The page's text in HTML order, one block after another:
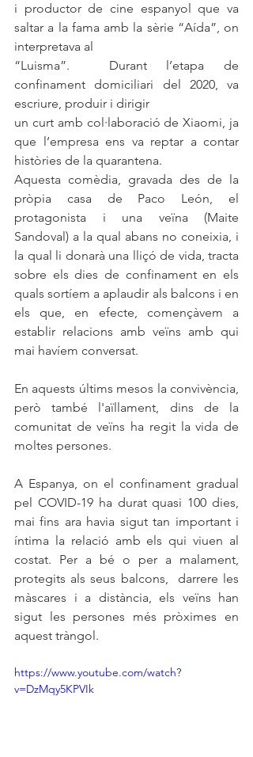
i productor de cine espanyol que va
saltar a la fama amb la sèrie “Aída”, on
interpretava al
“Luisma”.  Durant l’etapa de
confinament domiciliari del 2020, va
escriure, produir i dirigir
un curt amb col·laboració de Xiaomi, ja
que l’empresa ens va reptar a contar
històries de la quarantena.
Aquesta comèdia, gravada des de la
pròpia casa de Paco León, el
protagonista i una veïna (Maite
Sandoval) a la qual abans no coneixia, i
la qual li donarà una lliçó de vida, tracta
sobre els dies de confinament en els
quals sortíem a aplaudir als balcons i en
els que, en efecte, començàvem a
establir relacions amb veïns amb qui
mai havíem conversat.
En aquests últims mesos la convivència,
però també l'aïllament, dins de la
comunitat de veïns ha regit la vida de
moltes persones.
A Espanya, on el confinament gradual
pel COVID-19 ha durat quasi 100 dies,
mai fins ara havia sigut tan important i
íntima la relació amb els qui viuen al
costat. Per a bé o per a malament,
protegits als seus balcons,  darrere les
màscares i a distància, els veïns han
sigut les persones més pròximes en
aquest tràngol.
https://www.youtube.com/watch?
v=DzMqy5KPVIk